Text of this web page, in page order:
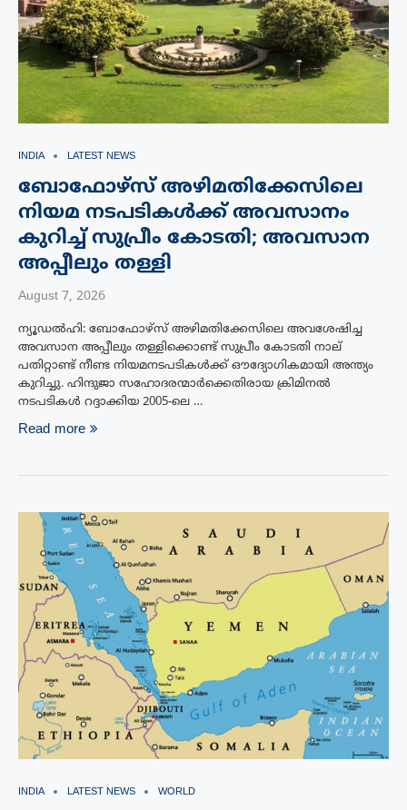
INDIA LATEST NEWS
ബോഫോഴ്‌സ് അഴിമതിക്കേസിലെ
നിയമ നടപടികൾക്ക് അവസാനം
കുറിച്ച് സുപ്രീം കോടതി; അവസാന
അപ്പീലും തള്ളി
August 7, 2026
ന്യൂഡൽഹി: ബോഫോഴ്‌സ് അഴിമതിക്കേസിലെ അവശേഷിച്ച
അവസാന അപ്പീലും തള്ളിക്കൊണ്ട് സുപ്രീം കോടതി നാല്
പതിറ്റാണ്ട് നീണ്ട നിയമനടപടികൾക്ക് ഔദ്യോഗികമായി അന്ത്യം
കുറിച്ചു. ഹിന്ദുജാ സഹോദരന്മാർക്കെതിരായ ക്രിമിനൽ
നടപടികൾ റദ്ദാക്കിയ 2005-ലെ …
Read more
INDIA LATEST NEWS WORLD